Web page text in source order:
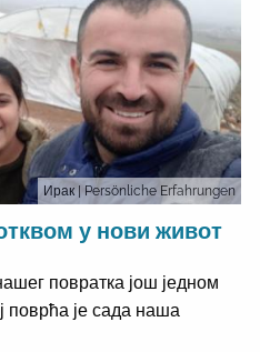
Ирак| Persönliche Erfahrungen
у нови живот
повратка још једном
поврћа је сада наша